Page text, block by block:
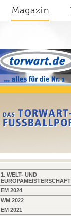
Magazin
1. WELT- UND
EM 2024
WM 2022
EM 2021